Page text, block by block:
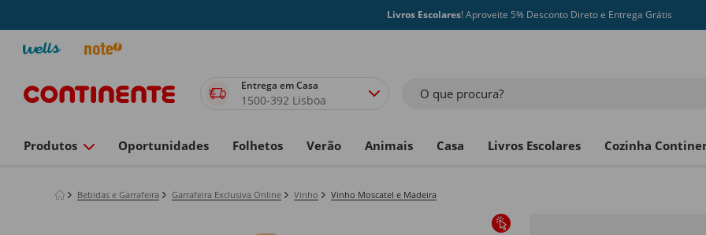
Livros Escolares! Aproveite 5% Desconto Direto e Entrega Grátis
Entrega em Casa
1500-392 Lisboa O que procura?
Produtos Oportunidades Folhetos Verão Animais Casa Livros Escolares Cozinha
Bebidas e Garrafeira Garrafeira Exclusiva Online Vinho Vinho Moscatel e Madeira